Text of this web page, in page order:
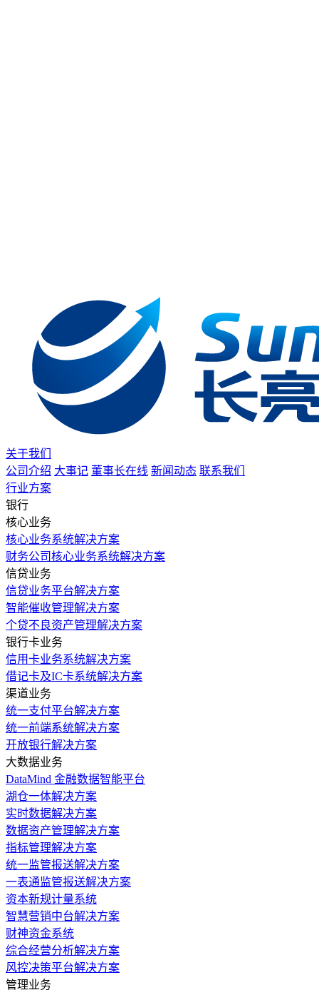
关于我们
公司介绍 大事记 董事长在线 新闻动态 联系我们
行业方案
银行
核心业务
核心业务系统解决方案
财务公司核心业务系统解决方案
信贷业务
信贷业务平台解决方案
智能催收管理解决方案
个贷不良资产管理解决方案
银行卡业务
信用卡业务系统解决方案
借记卡及IC卡系统解决方案
渠道业务
统一支付平台解决方案
统一前端系统解决方案
开放银行解决方案
大数据业务
DataMind 金融数据智能平台
湖仓一体解决方案
实时数据解决方案
数据资产管理解决方案
指标管理解决方案
统一监管报送解决方案
一表通监管报送解决方案
资本新规计量系统
智慧营销中台解决方案
财神资金系统
综合经营分析解决方案
风控决策平台解决方案
管理业务